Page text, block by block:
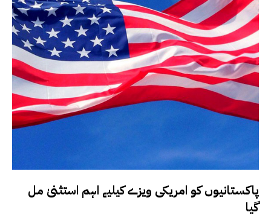
پاکستانیوں کو امریکی ویزے کیلیے اہم استثنیٰ مل
گیا